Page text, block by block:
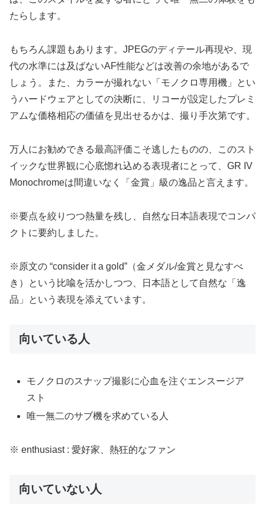
たらします。
もちろん課題もあります。JPEGのディテール再現や、現
代の水準には及ばないAF性能などは改善の余地があるで
しょう。また、カラーが撮れない「モノクロ専用機」とい
うハードウェアとしての決断に、リコーが設定したプレミ
アムな価格相応の価値を見出せるかは、撮り手次第です。
万人にお勧めできる最高評価こそ逃したものの、このスト
イックな世界観に心底惚れ込める表現者にとって、GR IV
Monochromeは間違いなく「金賞」級の逸品と言えます。
※要点を絞りつつ熱量を残し、自然な日本語表現でコンパ
クトに要約しました。
※原文の “consider it a gold”（金メダル/金賞と見なすべ
き）という比喩を活かしつつ、日本語として自然な「逸
品」という表現を添えています。
向いている人
モノクロのスナップ撮影に心血を注ぐエンスージア
スト
唯一無二のサブ機を求めている人
※ enthusiast : 愛好家、熱狂的なファン
向いていない人